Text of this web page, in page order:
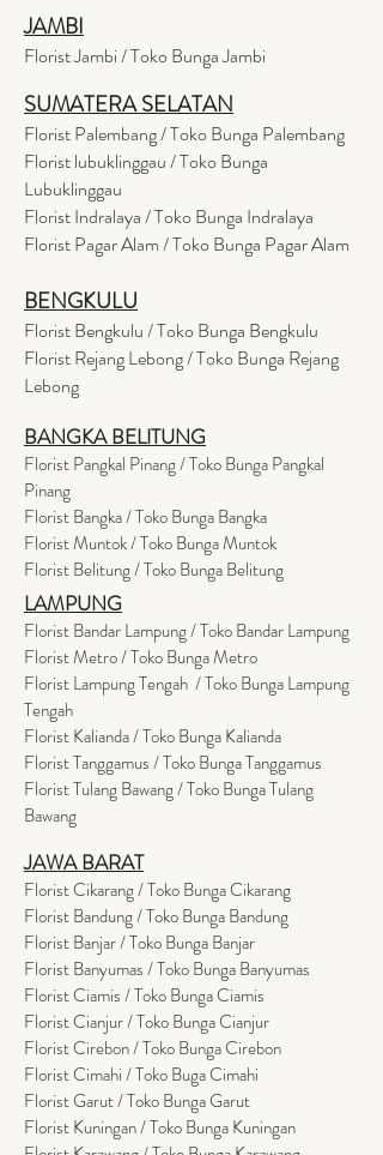
JAMBI
Florist Jambi / Toko Bunga Jambi
SUMATERA SELATAN
Florist Palembang / Toko Bunga Palembang
Florist lubuklinggau / Toko Bunga
Lubuklinggau
Florist Indralaya / Toko Bunga Indralaya
Florist Pagar Alam / Toko Bunga Pagar Alam
BENGKULU
Florist Bengkulu / Toko Bunga Bengkulu
Florist Rejang Lebong / Toko Bunga Rejang
Lebong
BANGKA BELITUNG
Florist Pangkal Pinang / Toko Bunga Pangkal
Pinang
Florist Bangka / Toko Bunga Bangka
Florist Muntok / Toko Bunga Muntok
Florist Belitung / Toko Bunga Belitung
LAMPUNG
Florist Bandar Lampung / Toko Bandar Lampung
Florist Metro / Toko Bunga Metro
Florist Lampung Tengah / Toko Bunga Lampung
Tengah
Florist Kalianda / Toko Bunga Kalianda
Florist Tanggamus / Toko Bunga Tanggamus
Florist Tulang Bawang / Toko Bunga Tulang
Bawang
JAWA BARAT
Florist Cikarang/ Toko Bunga Cikarang
Florist Bandung / Toko Bunga Bandung
Florist Banjar / Toko Bunga Banjar
Florist Banyumas / Toko Bunga Banyumas
Florist Ciamis / Toko Bunga Ciamis
Florist Cianjur / Toko Bunga Cianjur
Florist Cirebon / Toko Bunga Cirebon
Florist Cimahi / Toko Buga Cimahi
Florist Garut / Toko Bunga Garut
Florist Kuningan / Toko Bunga Kuningan